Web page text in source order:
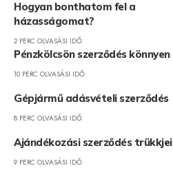
Hogyan bonthatom fel a
házasságomat?
2 PERC OLVASÁSI IDŐ
Pénzkölcsön szerződés könnyen
10 PERC OLVASÁSI IDŐ
Gépjármű adásvételi szerződés
8 PERC OLVASÁSI IDŐ
Ajándékozási szerződés trükkjei
9 PERC OLVASÁSI IDŐ